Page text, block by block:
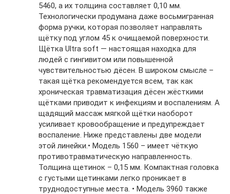
5460, а их толщина составляет 0,10 мм.
Технологически продумана даже восьмигранная
форма ручки, которая позволяет направлять
щётку под углом 45 к очищаемой поверхности.
Щётка Ultra soft — настоящая находка для
людей с гингивитом или повышенной
чувствительностью дёсен. В широком смысле –
такая щётка рекомендуется всем, так как
хроническая травматизация дёсен жёсткими
щётками приводит к инфекциям и воспалениям. А
щадящий массаж мягкой щётки наоборот
усиливает кровообращение и предупреждает
воспаление. Ниже представлены две модели
этой линейки.• Модель 1560 – имеет чёткую
противотравматическую направленность.
Толщина щетинок – 0,15 мм. Компактная головка
с густыми щетинками легко проникает в
труднодоступные места. • Модель 3960 также